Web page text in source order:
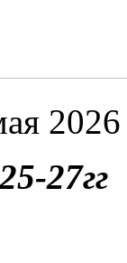
2026
27гг